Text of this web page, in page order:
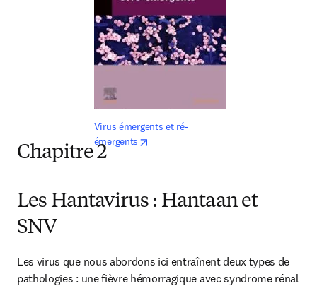
Virus émergents et ré-
émergents
Chapitre 2
Les Hantavirus : Hantaan et
SNV
Les virus que nous abordons ici entraînent deux types de
pathologies : une fièvre hémorragique avec syndrome rénal